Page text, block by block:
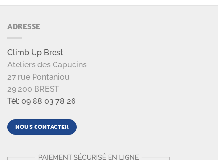
ADRESSE
Climb Up Brest
Ateliers des Capucins
27 rue Pontaniou
29 200 BREST
Tél: 09 88 03 78 26
NOUS CONTACTER